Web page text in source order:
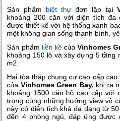
Sản phẩm biệt thự đơn lập tại
khoảng 200 căn với diện tích đa
được thiết kế với hệ thống xanh
một không gian sống thanh bình,
Sản phẩm liền kềcủa Vinhomes
khoảng 150 lô và xây dựng 5
m2.
Hai tòa tháp chung cư cao cấp
của Vinhomes Green Bay, khi ra
khoảng 1500 căn hộ cao cấp với
trọng cùng những hướng view vô
này có diện tích khá đa dạng từ
đến 4 phòng ngủ, đáp ứng được